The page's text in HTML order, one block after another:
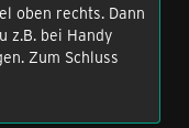
oben rechts. Dann
z.B. bei Handy
Zum Schluss